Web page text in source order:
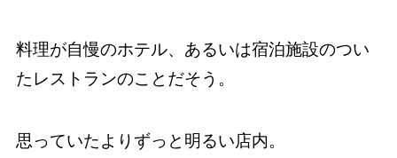
料理が自慢のホテル、あるいは宿泊施設のつい
たレストランのことだそう。
思っていたよりずっと明るい店内。